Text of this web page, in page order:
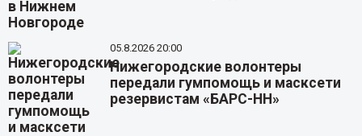
05.8.2026 20:00
Нижегородские волонтеры
передали гумпомощь и масксети
резервистам «БАРС-НН»